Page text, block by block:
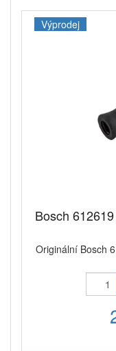
Výprodej
Bosch
Originální Bosch